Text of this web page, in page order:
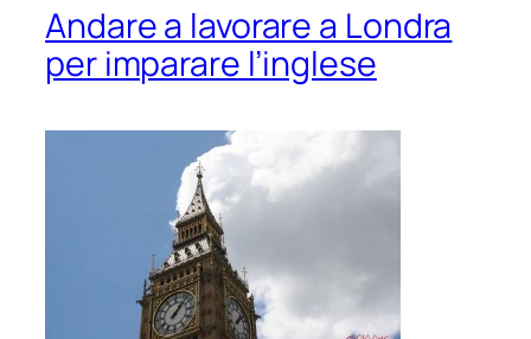
Andare a lavorare a Londra
per imparare l’inglese